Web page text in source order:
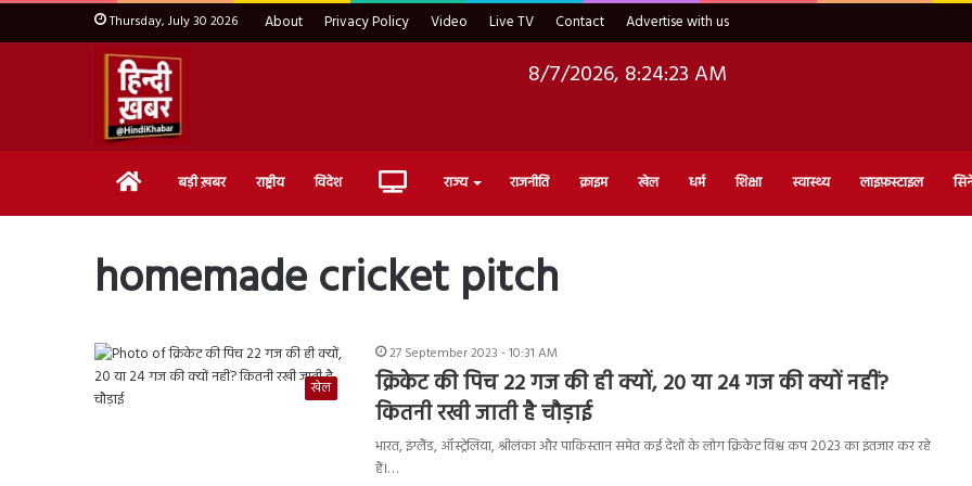
Thursday, July 30 2026 About Privacy Policy Video Live TV Contact Advertise with us
8/7/2026, 8:24:24 AM
Home बड़ी ख़बर राष्ट्रीय विदेश Live राज्य राजनीति क्राइम खेल धर्म शिक्षा स्वास्थ्य लाइफ़स्टाइल
homemade cricket pitch
खेल
27 September 2023 - 10:31 AM
क्रिकेट की पिच 22 गज की ही क्यों, 20 या 24 गज की क्यों नहीं?
कितनी रखी जाती है चौड़ाई
भारत, इंग्लैंड, ऑस्ट्रेलिया, श्रीलंका और पाकिस्तान समेत कई देशों के लोग क्रिकेट विश्व कप 2023 का इंतजार कर रहे
हैं।…